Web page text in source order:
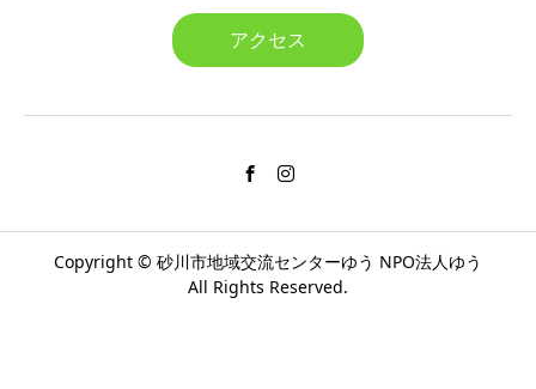
アクセス
Copyright © 砂川市地域交流センターゆう NPO法人ゆう
All Rights Reserved.